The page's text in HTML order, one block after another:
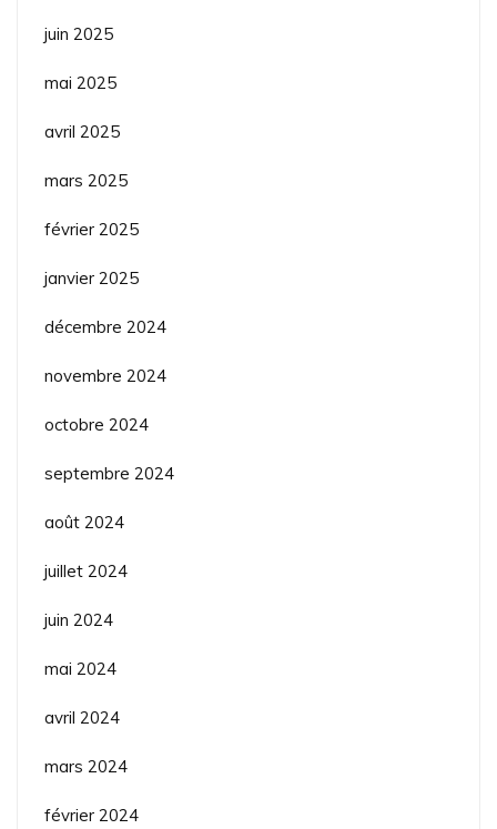
juin 2025
mai 2025
avril 2025
mars 2025
février 2025
janvier 2025
décembre 2024
novembre 2024
octobre 2024
septembre 2024
août 2024
juillet 2024
juin 2024
mai 2024
avril 2024
mars 2024
février 2024